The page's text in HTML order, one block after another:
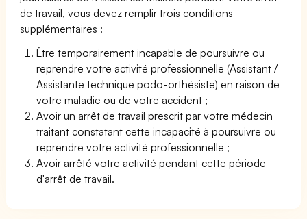
de travail, vous devez remplir trois conditions
supplémentaires :
Être temporairement incapable de poursuivre ou
reprendre votre activité professionnelle (Assistant /
Assistante technique podo-orthésiste) en raison de
votre maladie ou de votre accident ;
Avoir un arrêt de travail prescrit par votre médecin
traitant constatant cette incapacité à poursuivre ou
reprendre votre activité professionnelle ;
Avoir arrêté votre activité pendant cette période
d'arrêt de travail.